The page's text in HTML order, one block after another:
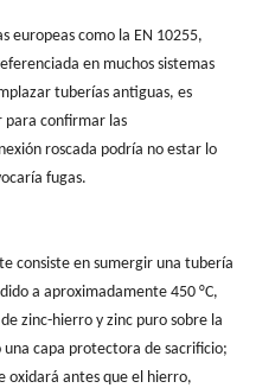
europeas como la EN 10255,
en muchos sistemas
tuberías antiguas, es
confirmar las
roscada podría no estar lo
fugas.
consiste en sumergir una tubería
a aproximadamente 450 °C,
zinc-hierro y zinc puro sobre la
capa protectora de sacrificio;
oxidará antes que el hierro,